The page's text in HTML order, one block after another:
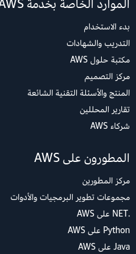
الموارد الخاصة بخدمة AWS
بدء الاستخدام
التدريب والشهادات
مكتبة حلول AWS
مركز التصميم
المنتج والأسئلة التقنية الشائعة
تقارير المحللين
شركاء AWS
المطورون على AWS
مركز المطورين
مجموعات تطوير البرمجيات والأدوات
.NET على AWS
Python على AWS
Java على AWS